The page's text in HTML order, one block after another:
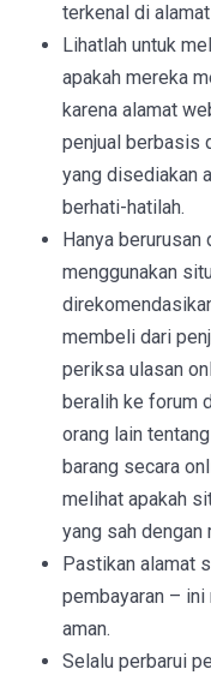
terkenal di
Lihatlah untuk
apakah mereka
karena alamat
penjual berbasis
yang disediakan
berhati-hatilah.
Hanya berurusan
menggunakan
membeli dari
periksa ulasan
beralih ke forum
orang lain
barang secara
melihat apakah
yang sah
Pastikan alamat
pembayaran – ini
aman.
Selalu perbarui